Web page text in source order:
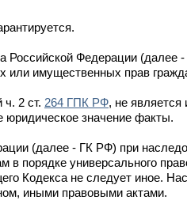
Российской Федерации
или имущественных прав
2 ст. 264 ГПК РФ, не
значение факты.
(далее - ГК РФ) при
порядке универсального
Кодекса не следует иное.
иными правовыми актами.